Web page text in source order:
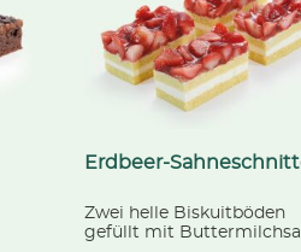
Erdbeer-
Zwei helle Biskuitböden
gefüllt mit